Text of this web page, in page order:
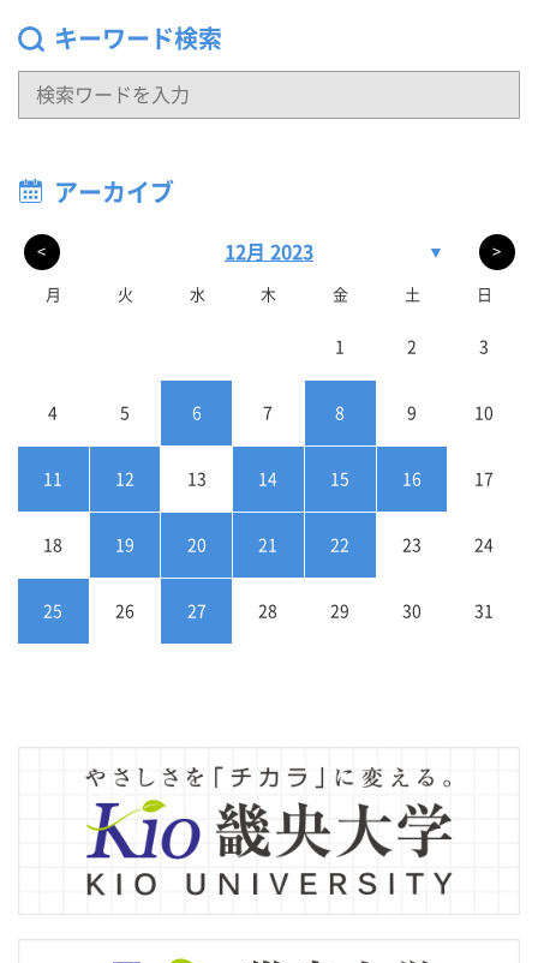
キーワード検索
アーカイブ
< 12月 2023 ▼ >
月 火 水 木 金 土 日
1 2 3
4 5 6 7 8 9 10
11 12 13 14 15 16 17
18 19 20 21 22 23 24
25 26 27 28 29 30 31